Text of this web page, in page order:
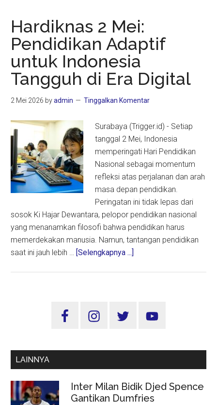
Hardiknas 2 Mei:
Pendidikan Adaptif
untuk Indonesia
Tangguh di Era Digital
2 Mei 2026 byadmin Tinggalkan Komentar
Surabaya (Trigger.id) - Setiap
tanggal 2 Mei, Indonesia
memperingati Hari Pendidikan
Nasional sebagai momentum
refleksi atas perjalanan dan arah
masa depan pendidikan.
Peringatan ini tidak lepas dari
sosok Ki Hajar Dewantara, pelopor pendidikan nasional
yang menanamkan filosofi bahwa pendidikan harus
memerdekakan manusia. Namun, tantangan pendidikan
saat ini jauh lebih … [Selengkapnya ...]
Adaptif
Tangguh
Digital
Sidebar
LAINNYA
Inter Milan Bidik Djed Spence
Gantikan Dumfries